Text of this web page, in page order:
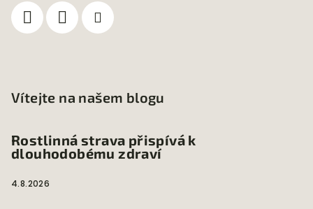
Vítejte na našem blogu
Rostlinná strava přispívá k
dlouhodobému zdraví
4.8.2026